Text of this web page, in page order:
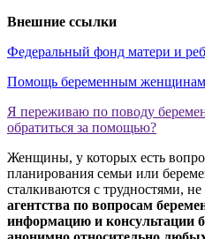
Внешние ссылки
Федеральный фонд матери и
Помощь беременным женщинам
Я переживаю по поводу
обратиться за помощью?
Женщины, у которых есть
планирования семьи или
сталкиваются с трудностями,
агентства по вопросам
информацию и консультации